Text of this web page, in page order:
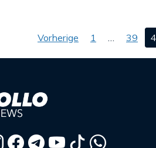
der
Vorherige 1 39